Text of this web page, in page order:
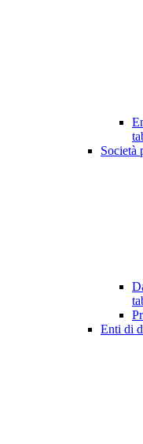
Società
Enti di